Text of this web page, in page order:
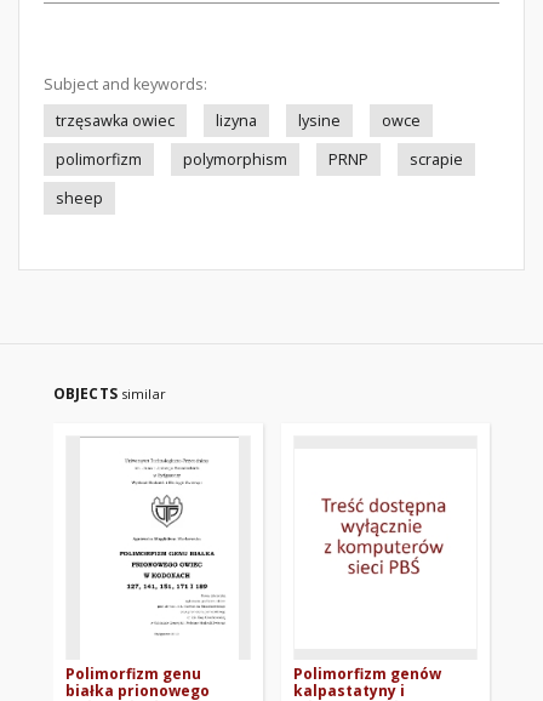
Subject and keywords:
trzęsawka owiec
lizyna lysine
owce
polimorfizm
polymorphism PRNP
scrapie
sheep
OBJECTS similar
Polimorfizm genu
białka prionowego
Polimorfizm genów
kalpastatyny i